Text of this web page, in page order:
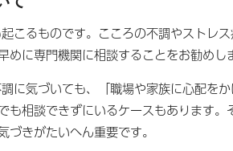
こるものです。こころの不調やストレ
めに専門機関に相談することをお勧めし
に気づいても、「職場や家族に心配を
も相談できずにいるケースもあります
づきがたいへん重要です。